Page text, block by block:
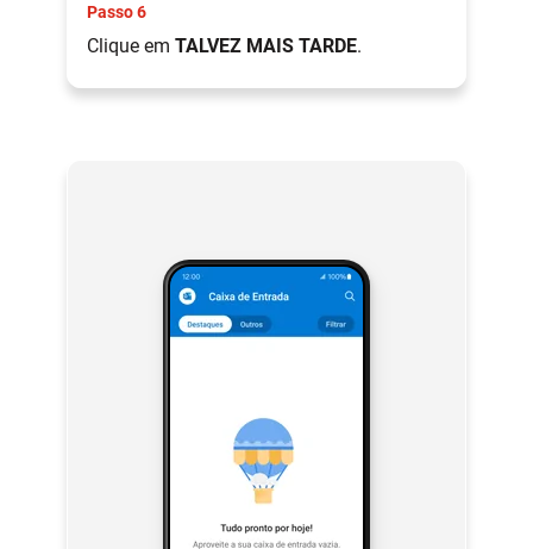
Passo 6
Clique em TALVEZ MAIS TARDE.